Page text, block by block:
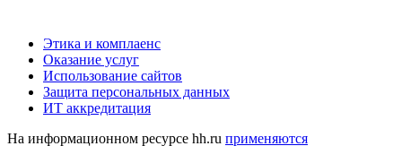
Этика и комплаенс
Оказание услуг
Использование сайтов
Защита персональных данных
ИТ аккредитация
На информационном ресурсе hh.ru применяются